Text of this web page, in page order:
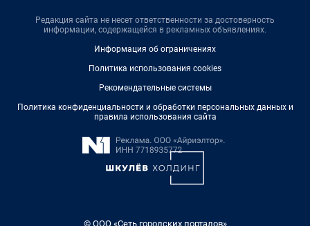
Редакция сайта не несет ответственности за достоверность
информации, содержащейся в рекламных объявлениях.
Информация об ограничениях
Политика использования cookies
Рекомендательные системы
Политика конфиденциальности и обработки персональных данных и
правила использования сайта
© ООО «Сеть городских порталов»